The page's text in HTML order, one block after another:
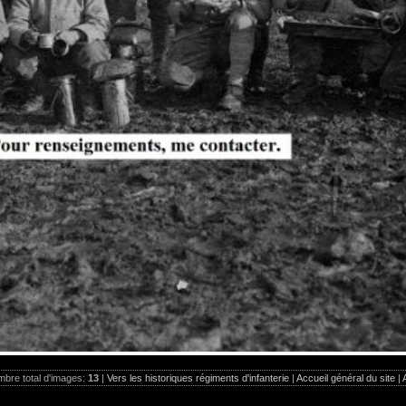
total d'images: 13 | Vers les historiques régiments d'infanterie | Accueil général du site |